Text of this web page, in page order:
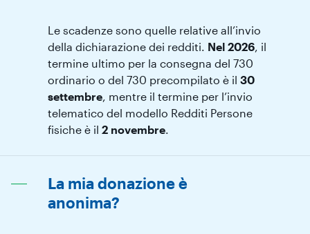
Le scadenze sono quelle relative all’invio
della dichiarazione dei redditi. Nel 2026, il
termine ultimo per la consegna del 730
ordinario o del 730 precompilato è il 30
settembre, mentre il termine per l’invio
telematico del modello Redditi Persone
fisiche è il 2 novembre.
La mia donazione è
anonima?